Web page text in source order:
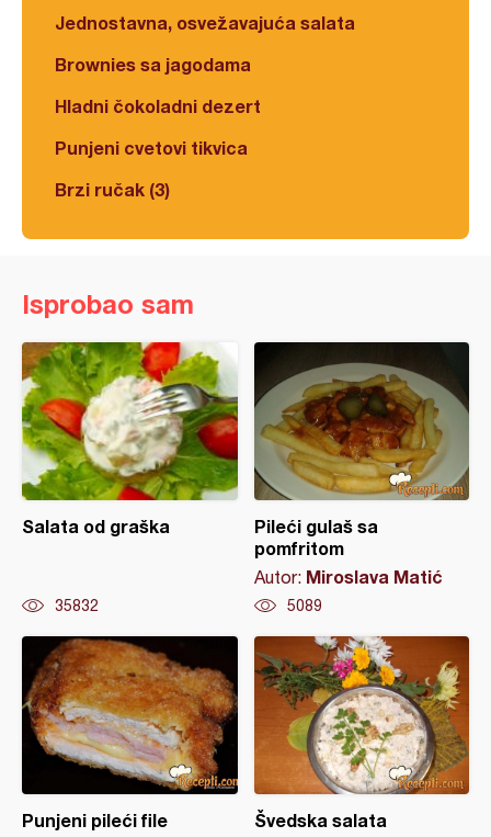
Jednostavna, osvežavajuća salata
Brownies sa jagodama
Hladni čokoladni dezert
Punjeni cvetovi tikvica
Brzi ručak (3)
Isprobao sam
Salata od graška
35832
Pileći gulaš sa
pomfritom
Autor: Miroslava Matić
5089
Punjeni pileći file Švedska salata